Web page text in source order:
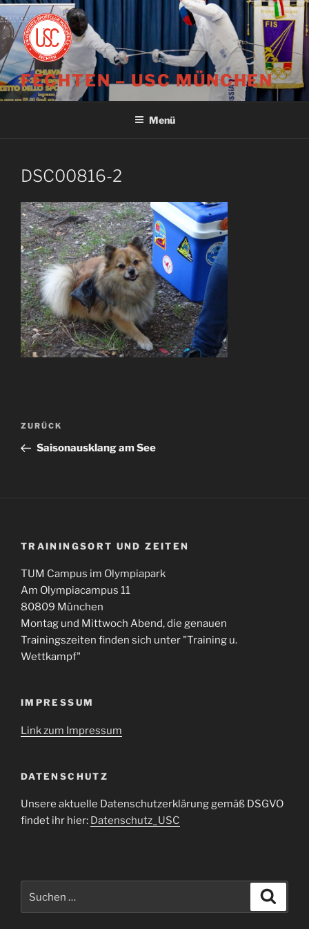
Zum
Inhalt
springen
FECHTEN – USC MÜNCHEN
Menü
DSC00816-2
Beitragsnavigation
Vorheriger
Beitrag
ZURÜCK
Saisonausklang am See
TRAININGSORT UND ZEITEN
TUM Campus im Olympiapark
Am Olympiacampus 11
80809 München
Montag und Mittwoch Abend, die genauen
Trainingszeiten finden sich unter "Training u.
Wettkampf"
IMPRESSUM
Link zum Impressum
DATENSCHUTZ
Unsere aktuelle Datenschutzerklärung gemäß DSGVO
findet ihr hier: Datenschutz_USC